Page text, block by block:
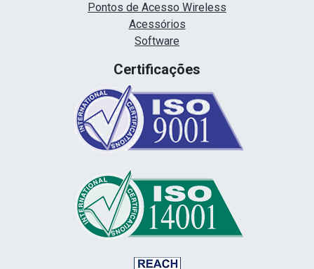
Pontos de Acesso Wireless
Acessórios
Software
Certificações